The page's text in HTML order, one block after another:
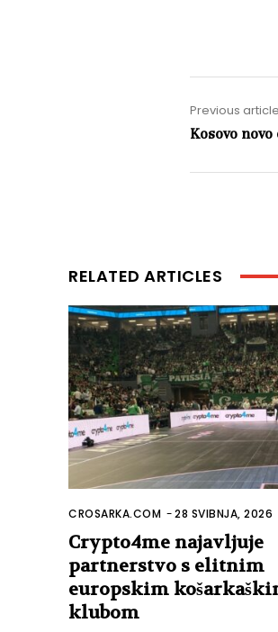
Previous article
Kosovo
RELATED ARTICLES
CROSARKA.COM -28 SVIBNJA, 2026
Crypto4me najavljuje
partnerstvo s elitnim
europskim
klubom